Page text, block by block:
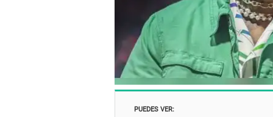
PUEDES VER: